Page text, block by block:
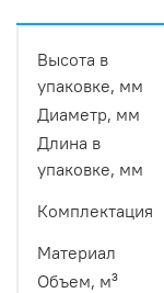
Высота в
упаковке, мм
Диаметр, мм
Длина в
упаковке, мм
Комплектация
Материал
Объем, м³